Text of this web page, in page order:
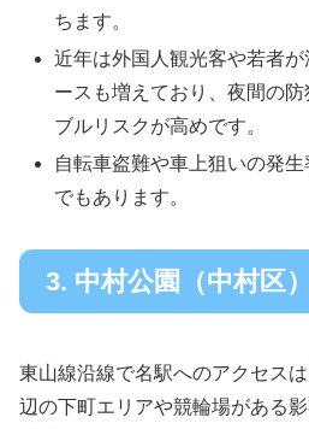
ちます。
近年は外国人観光客や若者
ースも増えており、夜間の
ブルリスクが高めです。
自転車盗難や車上狙いの発
でもあります。
3. 中村公園（中村区）
東山線沿線で名駅へのアクセス
辺の下町エリアや競輪場がある